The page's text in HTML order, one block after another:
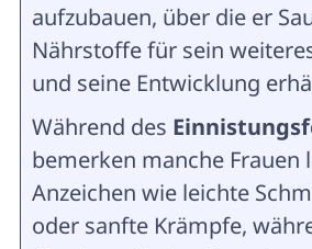
aufzubauen, über die er
Nährstoffe für sein
und seine Entwicklung
Während des
bemerken manche Frauen
Anzeichen wie leichte
oder sanfte Krämpfe,